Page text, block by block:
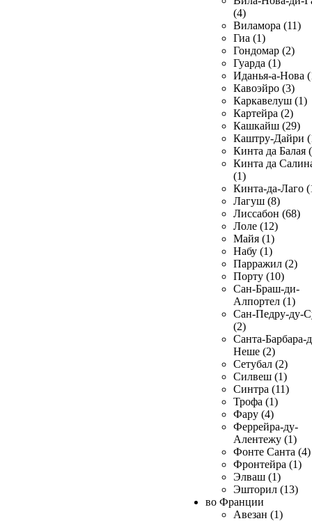
(4)
Виламора (11)
Гиа (1)
Гондомар (2)
Гуарда (1)
Иданья-а-Нова
Кавоэйро (3)
Каркавелуш (1)
Картейра (2)
Кашкайш (29)
Каштру-Дайри
Кинта да Балая
Кинта да
(1)
Кинта-да-Лаго
Лагуш (8)
Лиссабон (68)
Лоле (12)
Майя (1)
Набу (1)
Парражил (2)
Порту (10)
Сан-Браш-ди-
Алпортел (1)
Сан-Педру-ду-
(2)
Санта-Барбара-
Неше (2)
Сетубал (2)
Силвеш (1)
Синтра (11)
Трофа (1)
Фару (4)
Феррейра-ду-
Алентежу (1)
Фонте Санта (4)
Фронтейра (1)
Элваш (1)
Эшторил (13)
во Франции
Авезан (1)